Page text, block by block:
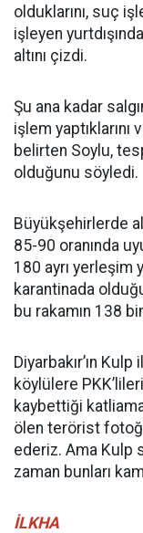
olduklarını, suç
işleyen
altını çizdi.
Şu ana kadar
işlem yaptıklarını
belirten Soylu,
olduğunu söyledi.
Büyükşehirlerde
85-90 oranında
180 ayrı yerleşim
karantinada
bu rakamın 138
Diyarbakır’ın
köylülere
kaybettiği
ölen terörist
ederiz. Ama Kulp
zaman bunları
İLKHA